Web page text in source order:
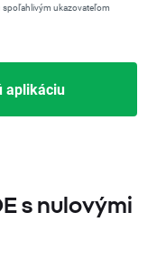
ukazovateľom
aplikáciu
s nulovými